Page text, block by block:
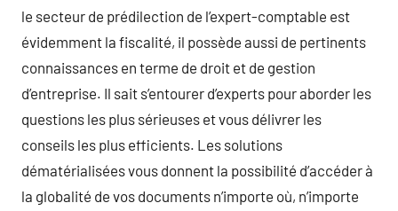
le secteur de prédilection de l’expert-comptable est
évidemment la fiscalité, il possède aussi de pertinents
connaissances en terme de droit et de gestion
d’entreprise. Il sait s’entourer d’experts pour aborder les
questions les plus sérieuses et vous délivrer les
conseils les plus efficients. Les solutions
dématérialisées vous donnent la possibilité d’accéder à
la globalité de vos documents n’importe où, n’importe